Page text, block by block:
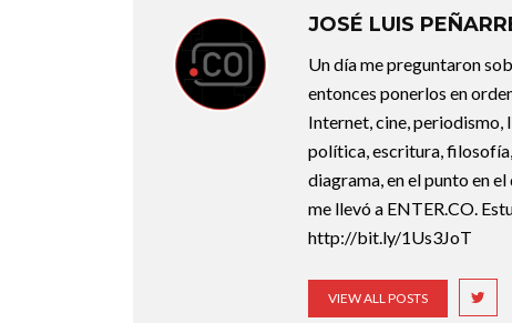
JOSÉ LUIS
Un día me preguntaron
entonces ponerlos en
Internet, cine, periodismo,
política, escritura,
diagrama, en el punto en
me llevó a ENTER.CO.
http://bit.ly/1Us3JoT
VIEW ALL POSTS